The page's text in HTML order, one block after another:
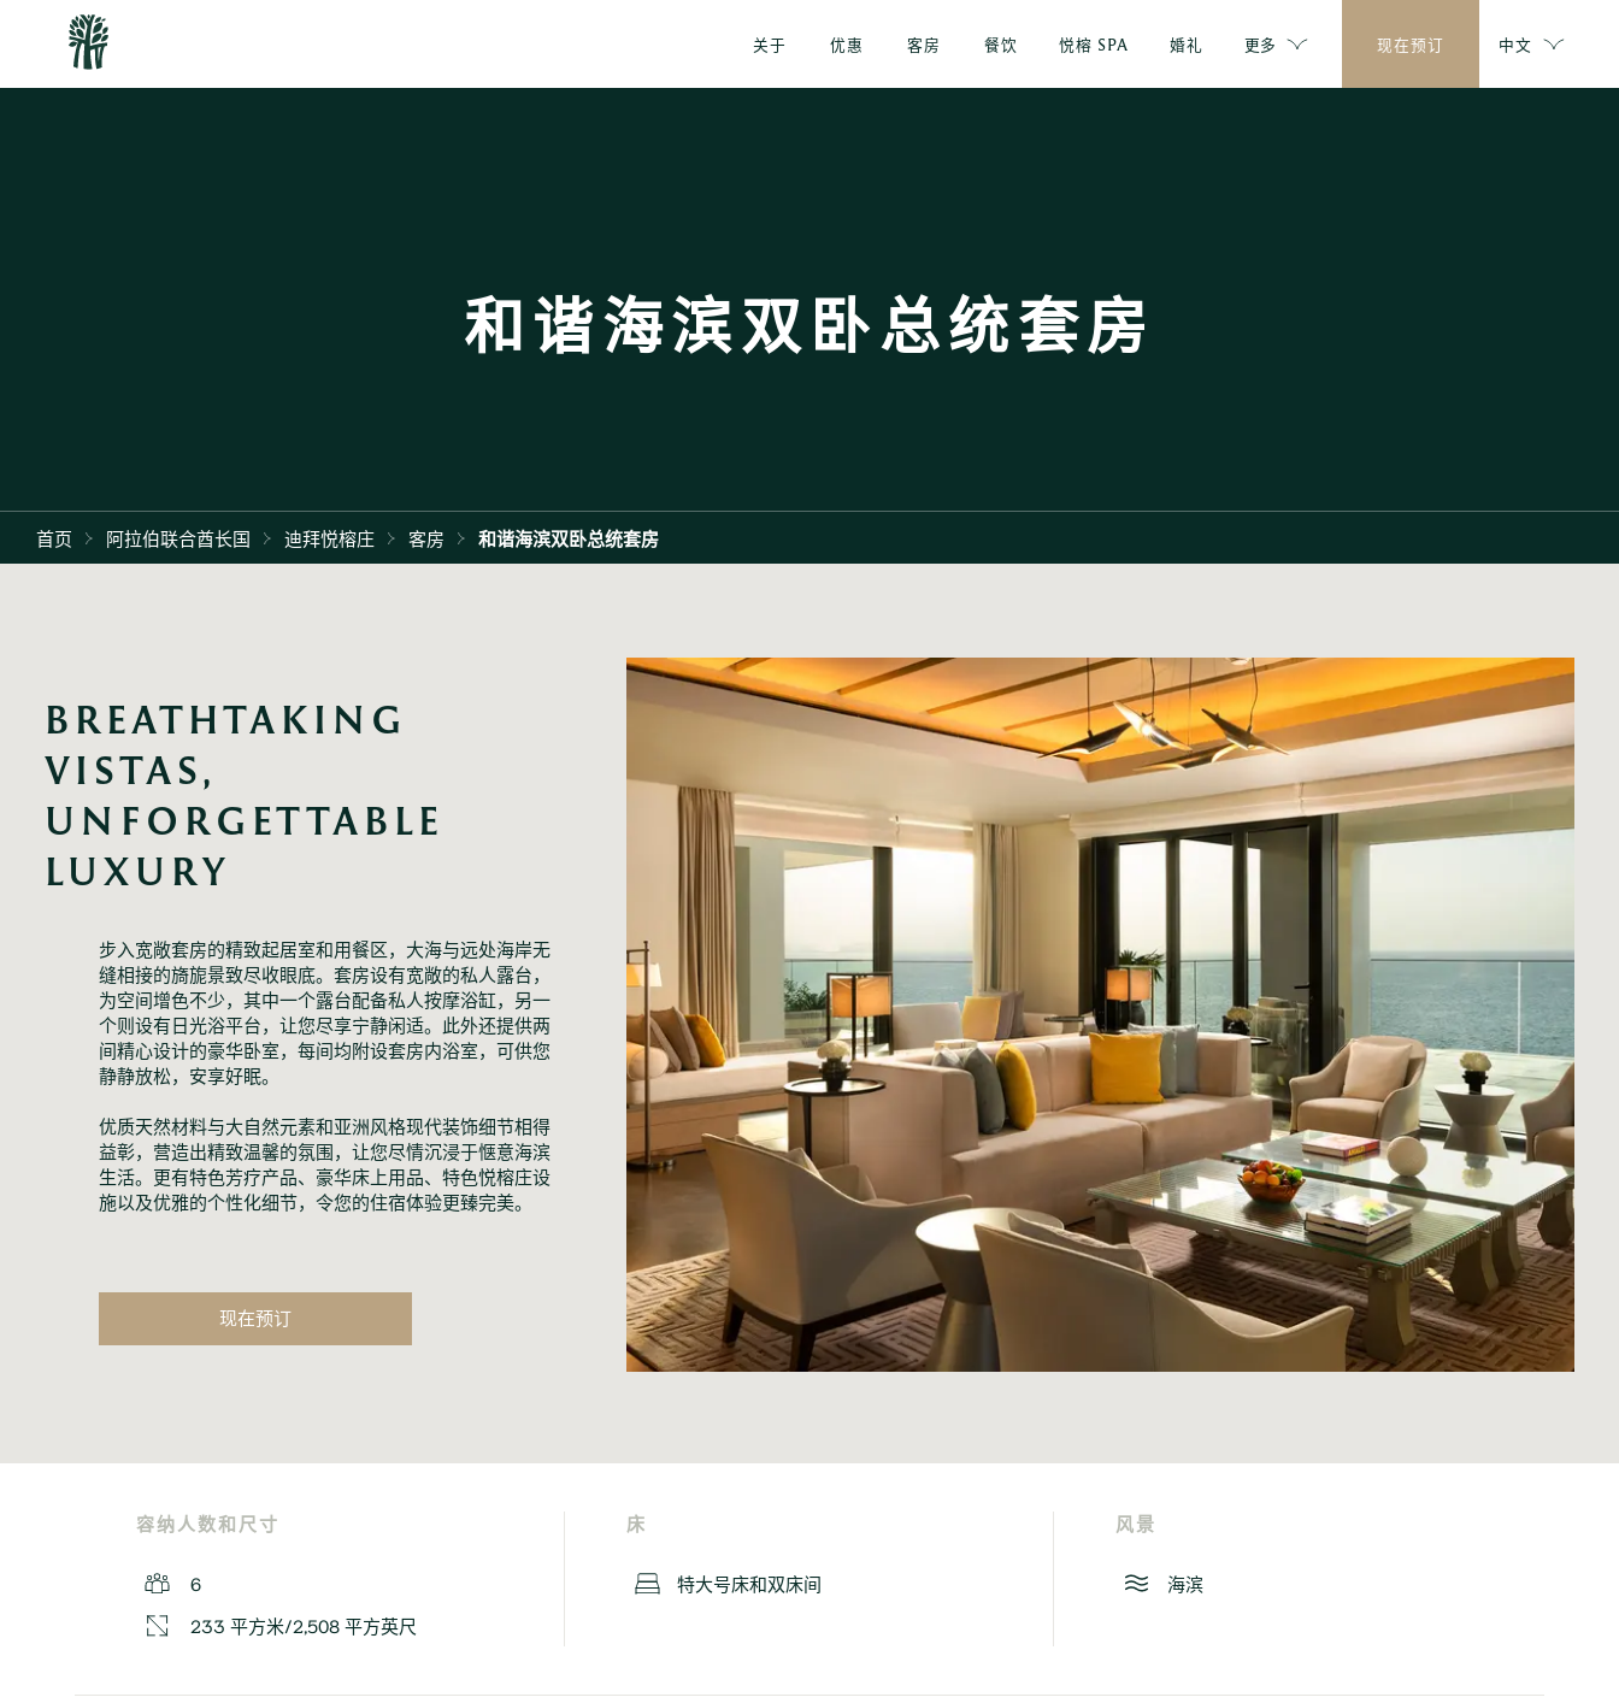
关于 优惠 客房 餐饮 悦榕 SPA 婚礼 更多 现在预订 中文
和谐海滨双卧总统套房
首页 阿拉伯联合酋长国 迪拜悦榕庄 客房 和谐海滨双卧总统套房
BREATHTAKING
VISTAS,
UNFORGETTABLE
LUXURY
步入宽敞套房的精致起居室和用餐区，大海与远处海岸无
缝相接的旖旎景致尽收眼底。套房设有宽敞的私人露台，
为空间增色不少，其中一个露台配备私人按摩浴缸，另一
个则设有日光浴平台，让您尽享宁静闲适。此外还提供两
间精心设计的豪华卧室，每间均附设套房内浴室，可供您
静静放松，安享好眠。
优质天然材料与大自然元素和亚洲风格现代装饰细节相得
益彰，营造出精致温馨的氛围，让您尽情沉浸于惬意海滨
生活。更有特色芳疗产品、豪华床上用品、特色悦榕庄设
施以及优雅的个性化细节，令您的住宿体验更臻完美。
现在预订
容纳人数和尺寸
6
233 平方米/2,508 平方英尺
床
特大号床和双床间
风景
海滨